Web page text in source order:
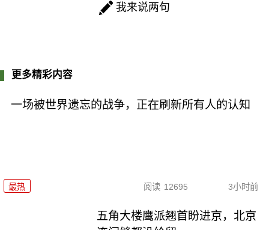
我来说两句
更多精彩内容
一场被世界遗忘的战争，正在刷新所有人的认知
最热 阅读 12695 3小时前
五角大楼鹰派翘首盼进京，北京